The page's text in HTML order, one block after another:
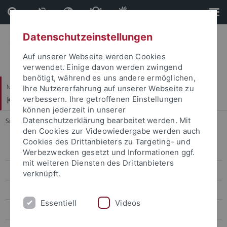
Direkt
zum
Inhalt
Direkt
zur
Fußleiste
Mathematisch-Naturwissenschaftliche Fakultät
Kommunikationsnetze
Sie sind hier: Startseite ... Registration & Dial-In
Program
Call for Papers
Committee
Datenschutzeinstellungen
Auf unserer Webseite werden Cookies
verwendet. Einige davon werden zwingend
benötigt, während es uns andere ermöglichen,
Ihre Nutzererfahrung auf unserer Webseite zu
verbessern. Ihre getroffenen Einstellungen
können jederzeit in unserer
Datenschutzerklärung bearbeitet werden. Mit
den Cookies zur Videowiedergabe werden auch
Cookies des Drittanbieters zu Targeting- und
Werbezwecken gesetzt und Informationen ggf.
mit weiteren Diensten des Drittanbieters
verknüpft.
Essentiell Videos